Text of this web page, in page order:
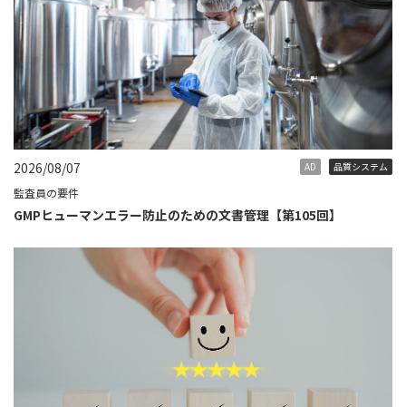
2026/08/07 AD 品質システム
監査員の要件
GMPヒューマンエラー防止のための文書管理【第105回】